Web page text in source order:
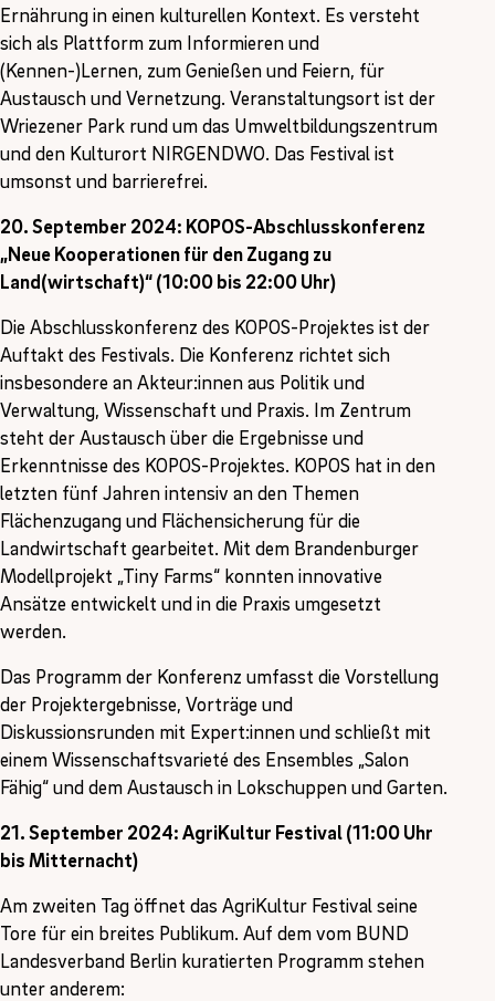
Ernährung in einen kulturellen Kontext. Es versteht
sich als Plattform zum Informieren und
(Kennen-)Lernen, zum Genießen und Feiern, für
Austausch und Vernetzung. Veranstaltungsort ist der
Wriezener Park rund um das Umweltbildungszentrum
und den Kulturort NIRGENDWO. Das Festival ist
umsonst und barrierefrei.
20. September 2024: KOPOS-Abschlusskonferenz
„Neue Kooperationen für den Zugang zu
Land(wirtschaft)“ (10:00 bis 22:00 Uhr)
Die Abschlusskonferenz des KOPOS-Projektes ist der
Auftakt des Festivals. Die Konferenz richtet sich
insbesondere an Akteur:innen aus Politik und
Verwaltung, Wissenschaft und Praxis. Im Zentrum
steht der Austausch über die Ergebnisse und
Erkenntnisse des KOPOS-Projektes. KOPOS hat in den
letzten fünf Jahren intensiv an den Themen
Flächenzugang und Flächensicherung für die
Landwirtschaft gearbeitet. Mit dem Brandenburger
Modellprojekt „Tiny Farms“ konnten innovative
Ansätze entwickelt und in die Praxis umgesetzt
werden.
Das Programm der Konferenz umfasst die Vorstellung
der Projektergebnisse, Vorträge und
Diskussionsrunden mit Expert:innen und schließt mit
einem Wissenschaftsvarieté des Ensembles „Salon
Fähig“ und dem Austausch in Lokschuppen und Garten.
21. September 2024: AgriKultur Festival (11:00 Uhr
bis Mitternacht)
Am zweiten Tag öffnet das AgriKultur Festival seine
Tore für ein breites Publikum. Auf dem vom BUND
Landesverband Berlin kuratierten Programm stehen
unter anderem: